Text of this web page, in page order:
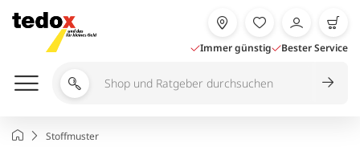
Inhalt
springen
Immer günstig Bester Service
Shop
Ratgeber
StartseiteStoffmuster